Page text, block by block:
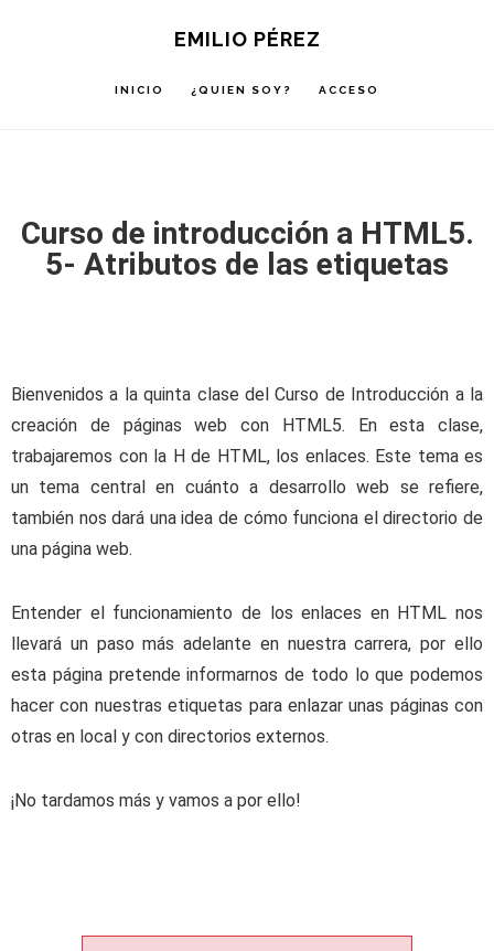
EMILIO PÉREZ
INICIO ¿QUIEN SOY? ACCESO
Curso de introducción a HTML5.
5- Atributos de las etiquetas
Bienvenidos a la quinta clase del Curso de Introducción a la
creación de páginas web con HTML5. En esta clase,
trabajaremos con la H de HTML, los enlaces. Este tema es
un tema central en cuánto a desarrollo web se refiere,
también nos dará una idea de cómo funciona el directorio de
una página web.
Entender el funcionamiento de los enlaces en HTML nos
llevará un paso más adelante en nuestra carrera, por ello
esta página pretende informarnos de todo lo que podemos
hacer con nuestras etiquetas para enlazar unas páginas con
otras en local y con directorios externos.
¡No tardamos más y vamos a por ello!